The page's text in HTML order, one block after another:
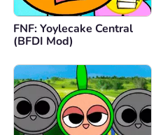
FNF: Yoylecake Central
(BFDI Mod)